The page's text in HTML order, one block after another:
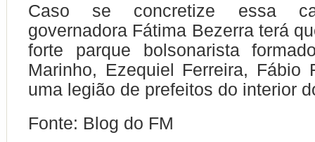
Caso se concretize essa
governadora Fátima Bezerra terá
forte parque bolsonarista
Marinho, Ezequiel Ferreira, Fábio
uma legião de prefeitos do interior
Fonte: Blog do FM